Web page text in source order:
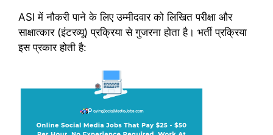
ASI में नौकरी पाने के लिए उम्मीदवार को लिखित परीक्षा और
साक्षात्कार (इंटरव्यू) प्रक्रिया से गुजरना होता है। भर्ती प्रक्रिया
इस प्रकार होती है: